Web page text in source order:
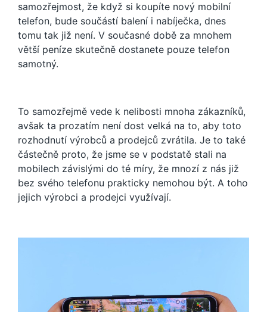
samozřejmost, že když si koupíte nový mobilní
telefon, bude součástí balení i nabíječka, dnes
tomu tak již není. V současné době za mnohem
větší peníze skutečně dostanete pouze telefon
samotný.
To samozřejmě vede k nelibosti mnoha zákazníků,
avšak ta prozatím není dost velká na to, aby toto
rozhodnutí výrobců a prodejců zvrátila. Je to také
částečně proto, že jsme se v podstatě stali na
mobilech závislými do té míry, že mnozí z nás již
bez svého telefonu prakticky nemohou být. A toho
jejich výrobci a prodejci využívají.